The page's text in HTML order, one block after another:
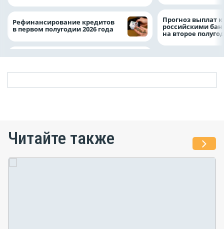
Рефинансирование кредитов
в первом полугодии 2026 года
Прогноз выплат
российскими
на второе
Читайте также